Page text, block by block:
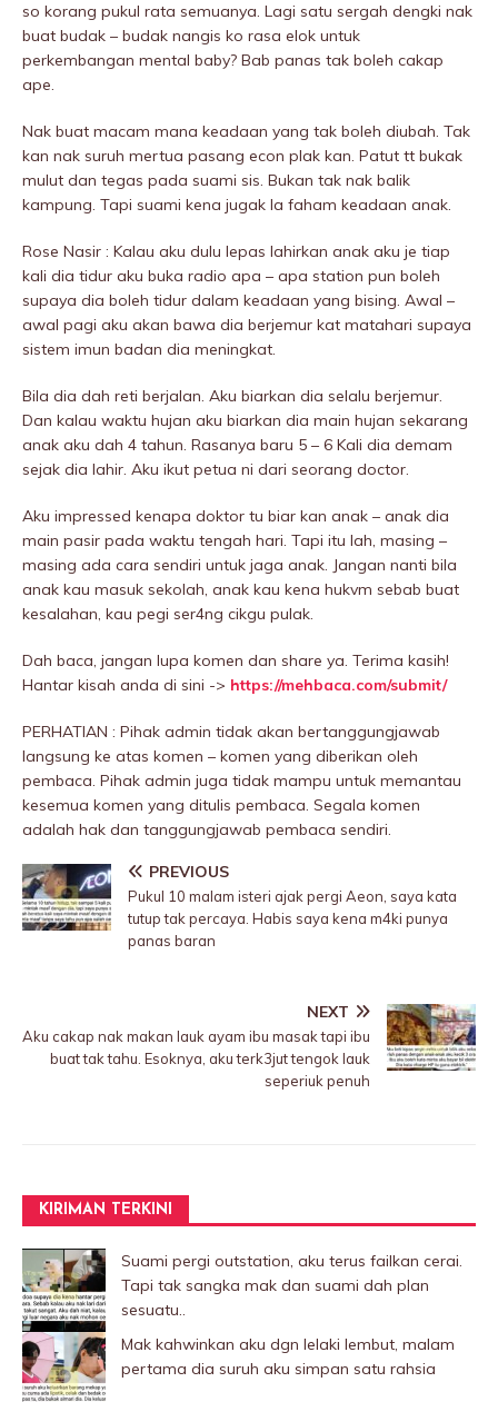
so korang pukuI rata semuanya. Lagi satu sergah dengki nak
buat budak – budak nangis ko rasa elok untuk
perkembangan mentaI baby? Bab panas tak boleh cakap
ape.
Nak buat macam mana keadaan yang tak boleh diubah. Tak
kan nak suruh mertua pasang econ plak kan. Patut tt bukak
mulut dan tegas pada suami sis. Bukan tak nak balik
kampung. Tapi suami kena jugak la faham keadaan anak.
Rose Nasir : Kalau aku dulu lepas lahirkan anak aku je tiap
kali dia tidur aku buka radio apa – apa station pun boleh
supaya dia boleh tidur dalam keadaan yang bising. Awal –
awal pagi aku akan bawa dia berjemur kat matahari supaya
sistem imun badan dia meningkat.
Bila dia dah reti berjalan. Aku biarkan dia selalu berjemur.
Dan kalau waktu hujan aku biarkan dia main hujan sekarang
anak aku dah 4 tahun. Rasanya baru 5 – 6 Kali dia demam
sejak dia lahir. Aku ikut petua ni dari seorang doctor.
Aku impressed kenapa doktor tu biar kan anak – anak dia
main pasir pada waktu tengah hari. Tapi itu lah, masing –
masing ada cara sendiri untuk jaga anak. Jangan nanti bila
anak kau masuk sekolah, anak kau kena hukvm sebab buat
kesalahan, kau pegi ser4ng cikgu pulak.
Dah baca, jangan lupa komen dan share ya. Terima kasih!
Hantar kisah anda di sini -> https://mehbaca.com/submit/
PERHATIAN : Pihak admin tidak akan bertanggungjawab
langsung ke atas komen – komen yang diberikan oleh
pembaca. Pihak admin juga tidak mampu untuk memantau
kesemua komen yang ditulis pembaca. Segala komen
adalah hak dan tanggungjawab pembaca sendiri.
PREVIOUS
PukuI 10 malam isteri ajak pergi Aeon, saya kata
tutup tak percaya. Habis saya kena m4ki punya
panas baran
NEXT
Aku cakap nak makan lauk ayam ibu masak tapi ibu
buat tak tahu. Esoknya, aku terk3jut tengok lauk
seperiuk penuh
KIRIMAN TERKINI
Suami pergi outstation, aku terus failkan cerai.
Tapi tak sangka mak dan suami dah plan
sesuatu..
Mak kahwinkan aku dgn lelaki Iembut, malam
pertama dia suruh aku simpan satu rahsia